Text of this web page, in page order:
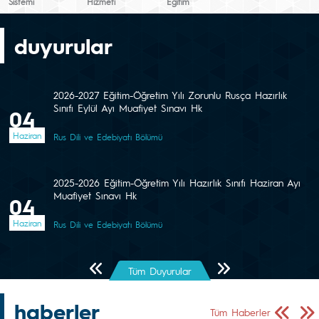
duyurular
04
Haziran
2026-2027 Eğitim-Öğretim Yılı Zorunlu Rusça Hazırlık
Sınıfı Eylül Ayı Muafiyet Sınavı Hk
Rus Dili ve Edebiyatı Bölümü
04
Haziran
2025-2026 Eğitim-Öğretim Yılı Hazırlık Sınıfı Haziran Ayı
Muafiyet Sınavı Hk
Rus Dili ve Edebiyatı Bölümü
Önceki SayfaTüm Duyurular Sonraki Sayfa
haberler Tüm Haberler
Önceki